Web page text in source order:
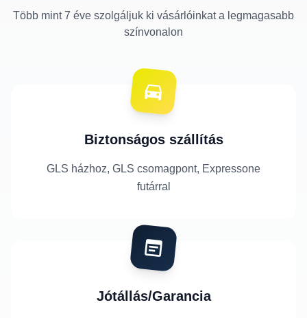
Több mint 7 éve szolgáljuk ki vásárlóinkat a legmagasabb
színvonalon
Biztonságos szállítás
GLS házhoz, GLS csomagpont, Expressone
futárral
Jótállás/Garancia